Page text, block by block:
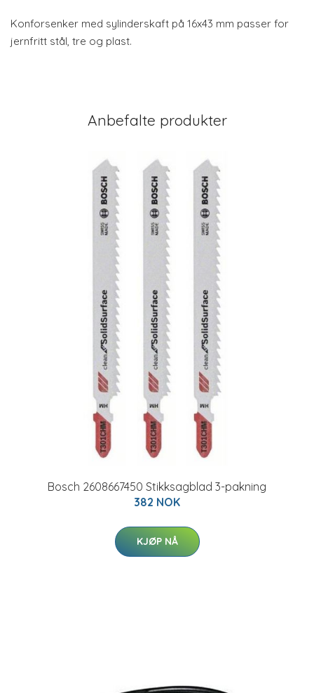
Konforsenker med sylinderskaft på 16x43 mm passer for
jernfritt stål, tre og plast.
Anbefalte produkter
Bosch 2608667450 Stikksagblad 3-pakning
382 NOK
KJØP NÅ